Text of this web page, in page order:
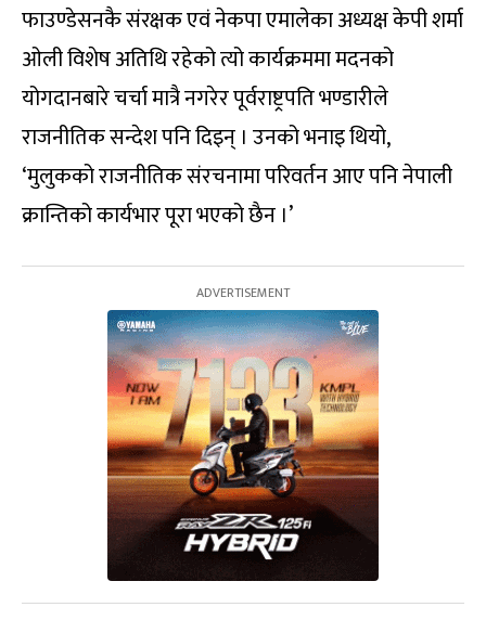
फाउण्डेसनकै संरक्षक एवं नेकपा एमालेका अध्यक्ष केपी शर्मा
ओली विशेष अतिथि रहेको त्यो कार्यक्रममा मदनको
योगदानबारे चर्चा मात्रै नगरेर पूर्वराष्ट्रपति भण्डारीले
राजनीतिक सन्देश पनि दिइन् । उनको भनाइ थियो,
‘मुलुकको राजनीतिक संरचनामा परिवर्तन आए पनि नेपाली
क्रान्तिको कार्यभार पूरा भएको छैन ।’